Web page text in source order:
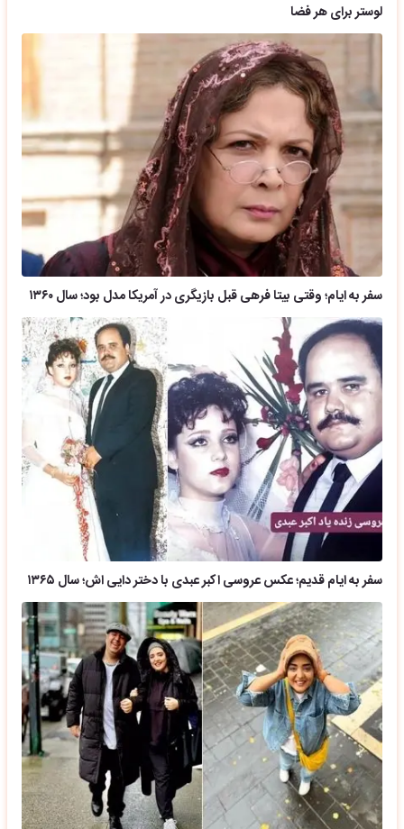
لوستر برای هر فضا
سفر به ایام؛ وقتی بیتا فرهی قبل بازیگری در آمریکا مدل بود؛ سال ۱۳۶۰
سفر به ایام قدیم؛ عکس عروسی اکبر عبدی با دختر دایی اش؛ سال ۱۳۶۵